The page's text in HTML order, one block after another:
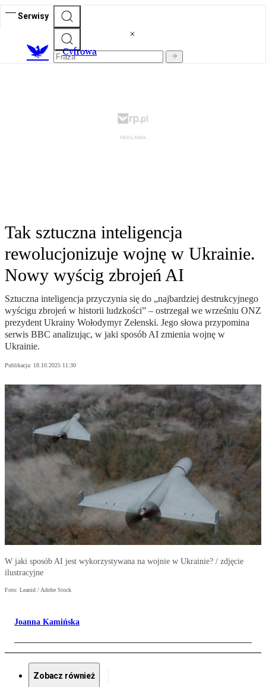
Serwisy
Cyfrowa
Tak sztuczna inteligencja
rewolucjonizuje wojnę w Ukrainie.
Nowy wyścig zbrojeń AI
Sztuczna inteligencja przyczynia się do „najbardziej destrukcyjnego
wyścigu zbrojeń w historii ludzkości” – ostrzegał we wrześniu ONZ
prezydent Ukrainy Wołodymyr Zełenski. Jego słowa przypomina
serwis BBC analizując, w jaki sposób AI zmienia wojnę w
Ukrainie.
Publikacja: 18.10.2025 11:30
W jaki sposób AI jest wykorzystywana na wojnie w Ukrainie? / zdjęcie
ilustracyjne
Foto: Leanid / Adobe Stock
Joanna Kamińska
Zobacz również